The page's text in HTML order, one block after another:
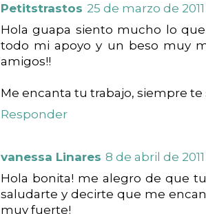
Petitstrastos 25 de marzo de
Hola guapa siento mucho lo
todo mi apoyo y un beso muy
amigos!!
Me encanta tu trabajo, siempre te
Responder
vanessa Linares 8 de abril de 2011
Hola bonita! me alegro de que
saludarte y decirte que me
muy fuerte!